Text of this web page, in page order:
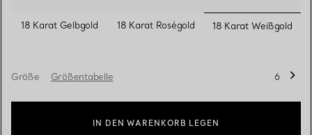
18 Karat Gelbgold 18 Karat Roségold 18 Karat Weißgold
Größe Größentabelle 6
IN DEN WARENKORB LEGEN